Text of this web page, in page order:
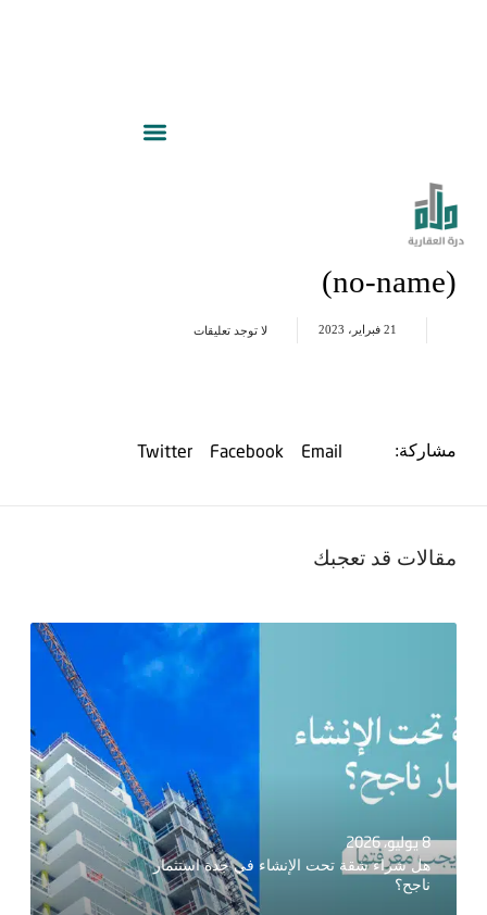
(no-name)
21 فبراير، 2023 لا توجد تعليقات
مشاركة: Email
Facebook
Twitter
مقالات قد تعجبك
8 يوليو، 2026
هل شراء شقة تحت الإنشاء في جدة استثمار
ناجح؟